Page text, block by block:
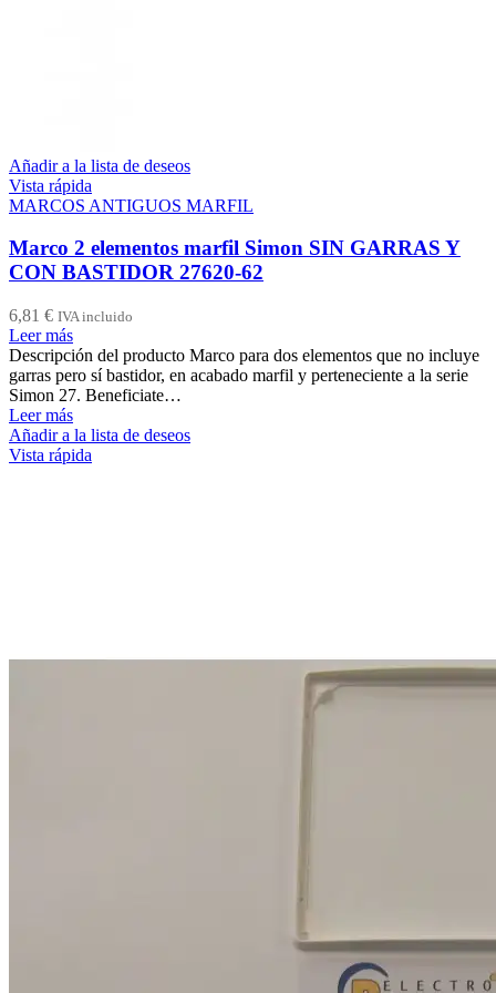
Añadir a la lista de deseos
Vista rápida
MARCOS ANTIGUOS MARFIL
Marco 2 elementos marfil Simon SIN GARRAS Y
CON BASTIDOR 27620-62
6,81 € IVA incluido
Leer más
Descripción del producto Marco para dos elementos que no incluye
garras pero sí bastidor, en acabado marfil y perteneciente a la serie
Simon 27. Beneficiate…
Leer más
Añadir a la lista de deseos
Vista rápida